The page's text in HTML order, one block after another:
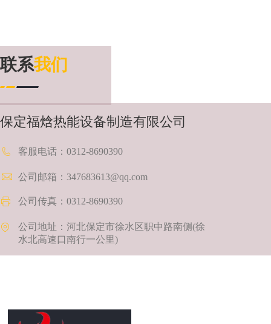
客服电话： 0312-8690390
公司邮箱：347683613@qq.com
公司传真：0312-8690390
保定福焓热能设备制造有限公司
公司地址： 河北保定市徐水区职中路南侧(徐
水北高速口南行一公里)
联系我们